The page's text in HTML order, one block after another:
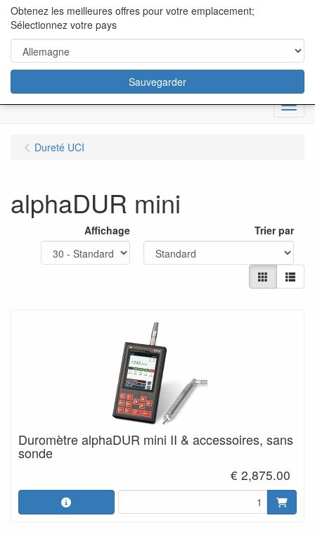
content="18/11/2025″/>
Menu
Dureté UCI
alphaDUR mini
Affichage Trier par
Duromètre alphaDUR mini II & accessoires, sans
sonde
€ 2,875.00
Obtenez les meilleures offres pour votre emplacement;
Sélectionnez votre pays
Sauvegarder